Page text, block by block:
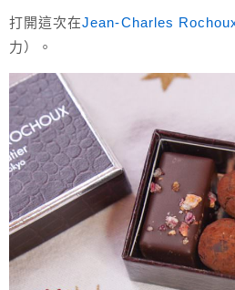
打開這次在Jean-Charles
力）。